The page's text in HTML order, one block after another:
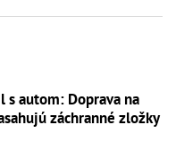
s autom: Doprava na
záchranné zložky